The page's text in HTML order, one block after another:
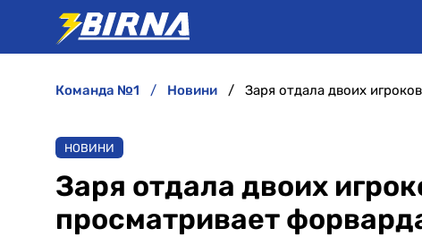
команда №1 новини Заря отдала двоих
НОВИНИ
Заря отдала двоих
просматривает